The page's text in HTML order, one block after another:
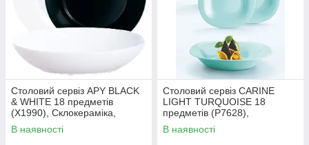
Столовий сервіз APY BLACK
& WHITE 18 предметів
(X1990), Склокераміка,
Luminarc, Арт.71045
В наявності
Столовий сервіз CARINE
LIGHT TURQUOISE 18
предметів (P7628),
Склокераміка, Luminarc,
Арт.71047
В наявності